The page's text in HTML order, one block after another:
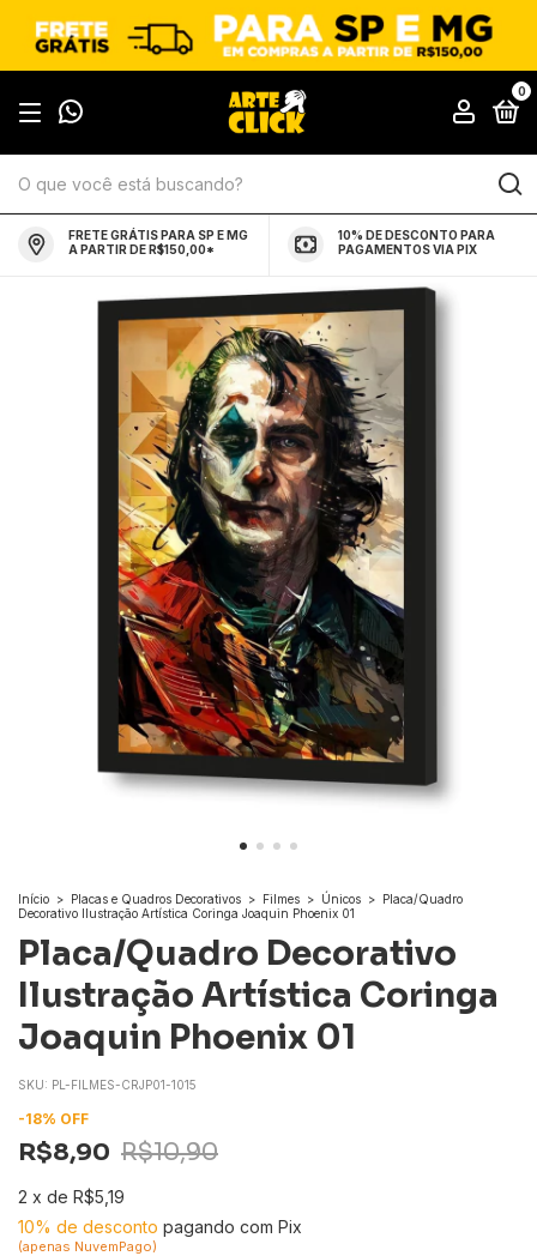
0
FRETE GRÁTIS PARA SP E MG
A PARTIR DE R$150,00*
10% DE DESCONTO PARA
PAGAMENTOS VIA PIX
Início > Placas e Quadros Decorativos > Filmes > Únicos > Placa/Quadro
Decorativo Ilustração Artística Coringa Joaquin Phoenix 01
Placa/Quadro Decorativo
Ilustração Artística Coringa
Joaquin Phoenix 01
SKU: PL-FILMES-CRJP01-1015
-18% OFF
R$8,90 R$10,90
2 x de R$5,19
10% de desconto pagando com Pix
(apenas NuvemPago)